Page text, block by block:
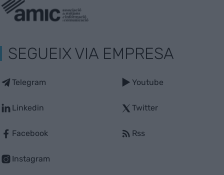
SEGUEIX VIA EMPRESA
Telegram
Linkedin
Facebook
Instagram
Youtube
Twitter
Rss